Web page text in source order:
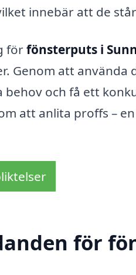
innebär att de
förfönsterputs i
Genom att
och få ett
att anlita proffs –
för